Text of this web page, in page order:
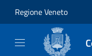
Regione Veneto